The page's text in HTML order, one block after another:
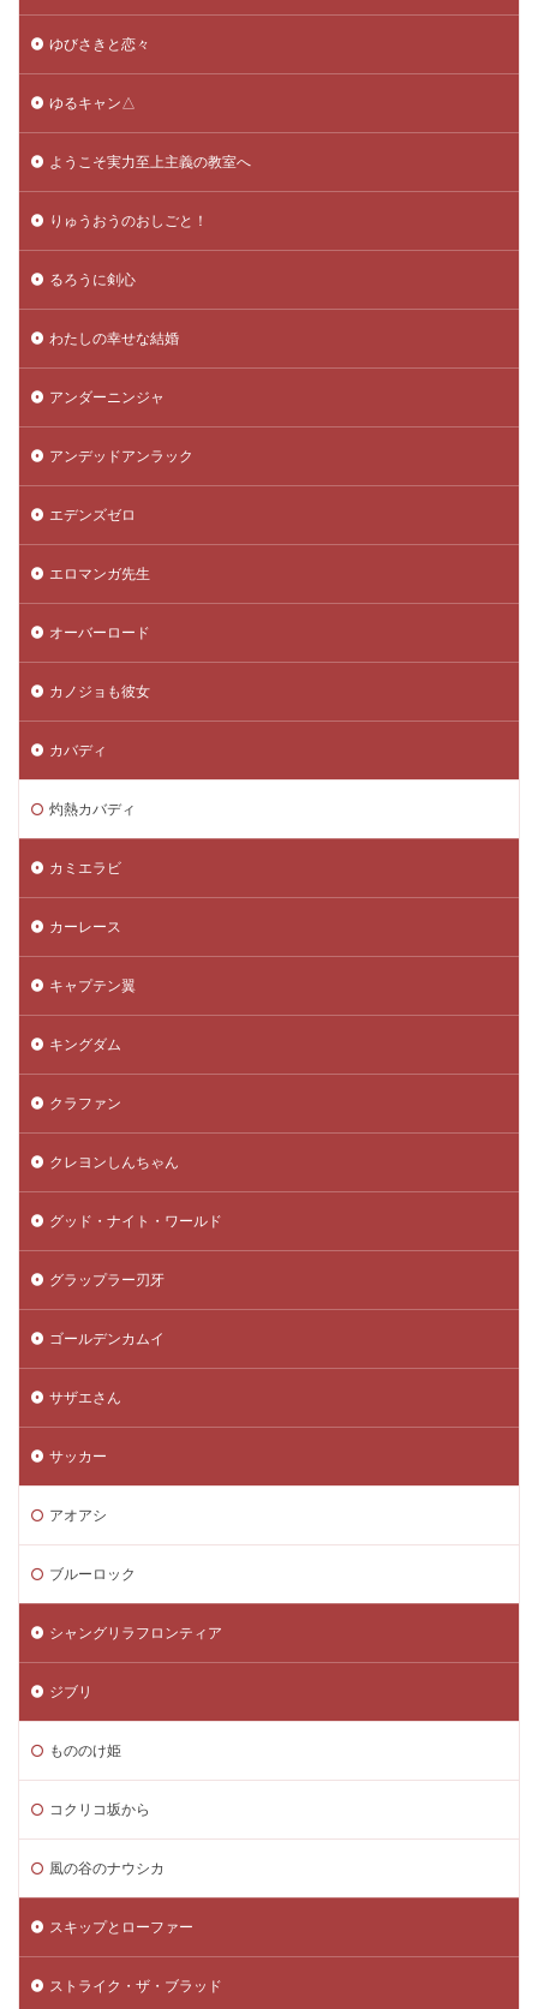
ゆびさきと恋々
ゆるキャン△
ようこそ実力至上主義の教室へ
りゅうおうのおしごと！
るろうに剣心
わたしの幸せな結婚
アンダーニンジャ
アンデッドアンラック
エデンズゼロ
エロマンガ先生
オーバーロード
カノジョも彼女
カバディ
灼熱カバディ
カミエラビ
カーレース
キャプテン翼
キングダム
クラファン
クレヨンしんちゃん
グッド・ナイト・ワールド
グラップラー刃牙
ゴールデンカムイ
サザエさん
サッカー
アオアシ
ブルーロック
シャングリラフロンティア
ジブリ
もののけ姫
コクリコ坂から
風の谷のナウシカ
スキップとローファー
ストライク・ザ・ブラッド